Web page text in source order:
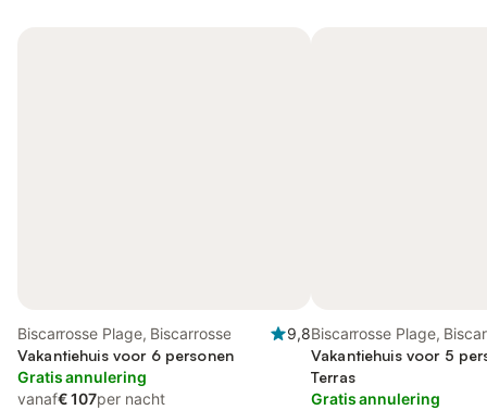
Biscarrosse Plage, Biscarrosse
9,8
Vakantiehuis voor 6 personen
Gratis annulering
vanaf€ 107per nacht
Biscarrosse Plage,
Vakantiehuis voor 5
Terras
Gratis annulering